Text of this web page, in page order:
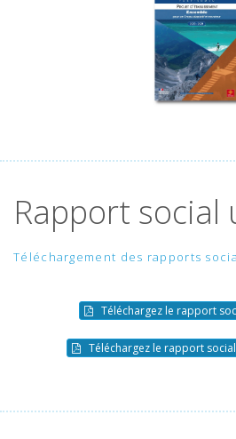
Rapport social
Téléchargement des rapports
Téléchargez le rapport
Téléchargez le rapport